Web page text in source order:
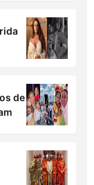
de